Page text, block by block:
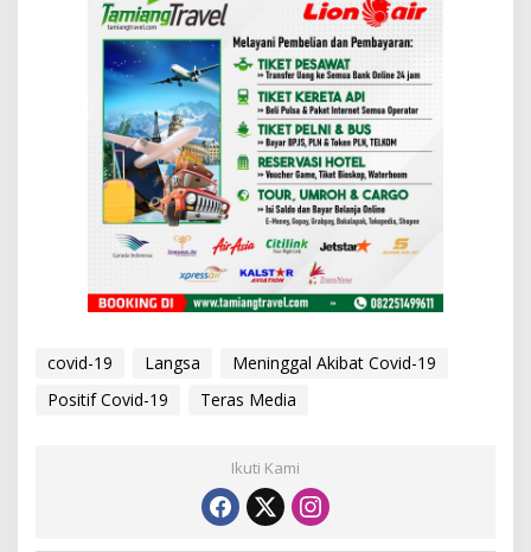
covid-19 Langsa
Meninggal Akibat Covid-19
Positif Covid-19
Teras Media
Ikuti Kami